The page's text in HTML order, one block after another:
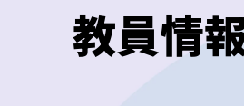
教員情